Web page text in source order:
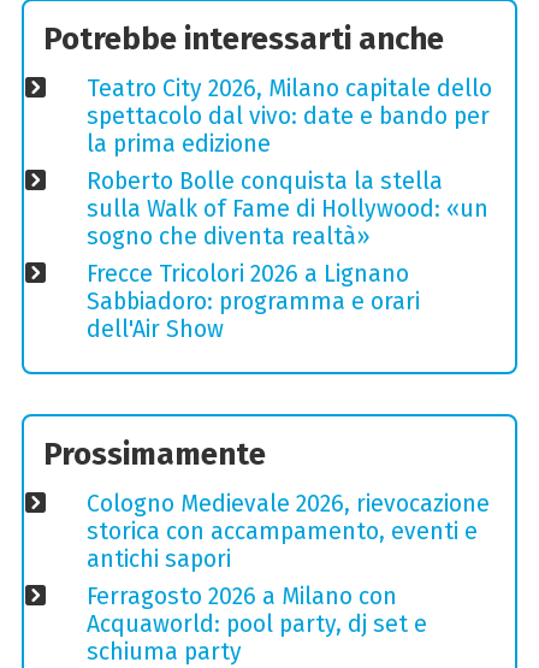
Potrebbe interessarti anche
Teatro City 2026, Milano capitale dello
spettacolo dal vivo: date e bando per
la prima edizione
Roberto Bolle conquista la stella
sulla Walk of Fame di Hollywood: «un
sogno che diventa realtà»
Frecce Tricolori 2026 a Lignano
Sabbiadoro: programma e orari
dell'Air Show
Prossimamente
Cologno Medievale 2026, rievocazione
storica con accampamento, eventi e
antichi sapori
Ferragosto 2026 a Milano con
Acquaworld: pool party, dj set e
schiuma party